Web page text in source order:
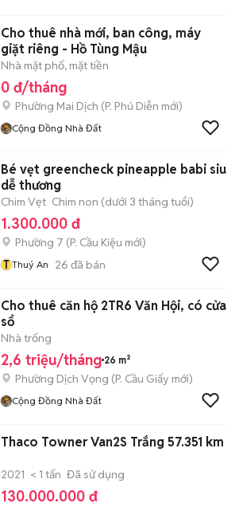
Cho thuê nhà mới, ban công, máy
giặt riêng - Hồ Tùng Mậu
Nhà mặt phố, mặt tiền
0 đ/tháng
Phường Mai Dịch (P. Phú Diễn mới)
Cộng Đồng Nhà Đất
Bé vẹt greencheck pineapple babi siu
dễ thương
Chim Vẹt Chim non (dưới 3 tháng tuổi)
1.300.000 đ
Phường 7 (P. Cầu Kiệu mới)
T Thuý An 26 đã bán
Cho thuê căn hộ 2TR6 Văn Hội, có cửa
sổ
Nhà trống
2,6 triệu/tháng 26 m²
Phường Dịch Vọng (P. Cầu Giấy mới)
Cộng Đồng Nhà Đất
Thaco Towner Van2S Trắng 57.351 km
2021 < 1 tấn Đã sử dụng
130.000.000 đ